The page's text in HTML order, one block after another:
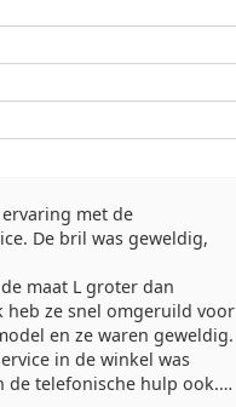
met de
De bril was geweldig,
maat L groter dan
heb ze snel omgeruild voor
en ze waren geweldig.
in de winkel was
de telefonische hulp ook.